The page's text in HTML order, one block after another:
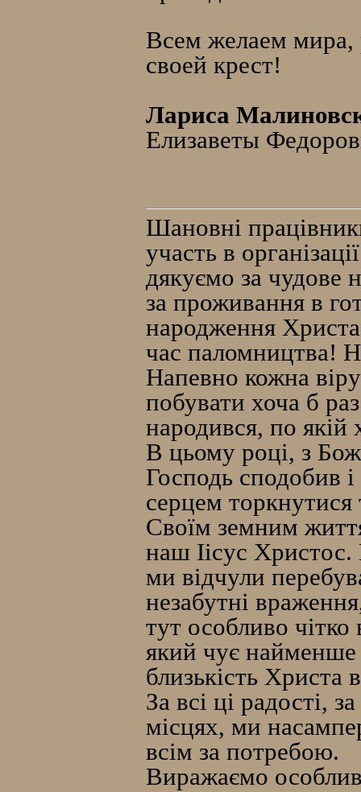
Всем желаем мира,
своей крест!
Лариса
Елизаветы
Шановні
участь в
дякуємо за чудове
за проживання в
народження
час паломництва!
Напевно кожна
побувати хоча б
народився, по якій
В цьому році, з
Господь сподобив і
серцем торкнутися
Своїм земним
наш Іісус Христос.
ми відчули
незабутні
тут особливо
який чує
близькість Христа
За всі ці радості,
місцях, ми
всім за потребою.
Виражаємо